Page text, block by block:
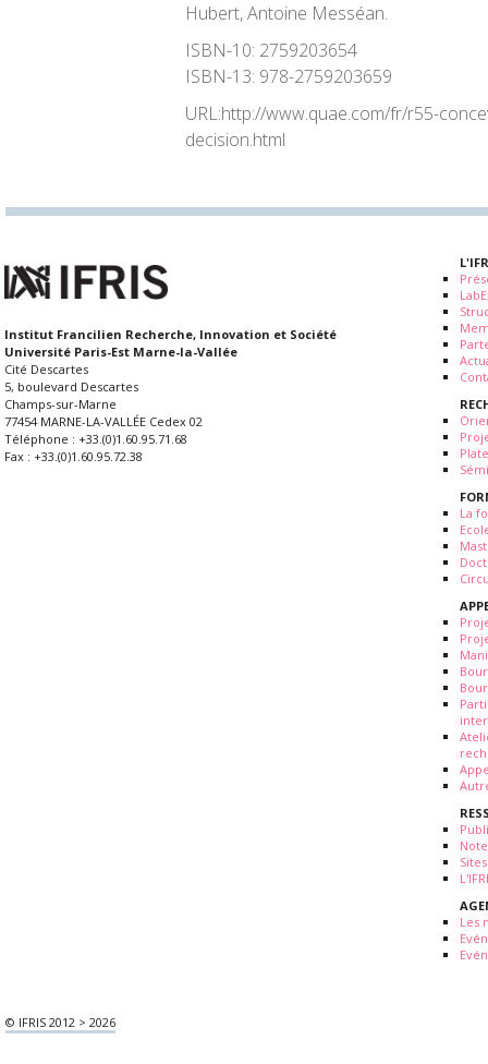
Hubert, Antoine Messéan.
ISBN-10: 2759203654
ISBN-13: 978-2759203659
URL:http://www.quae.com/fr/r55-
decision.html
Institut Francilien Recherche, Innovation et Société
Université Paris-Est Marne-la-Vallée
Cité Descartes
5, boulevard Descartes
Champs-sur-Marne
77454 MARNE-LA-VALLÉE Cedex 02
Téléphone : +33.(0)1.60.95.71.68
Fax : +33.(0)1.60.95.72.38
La
Les
© IFRIS 2012 > 2026